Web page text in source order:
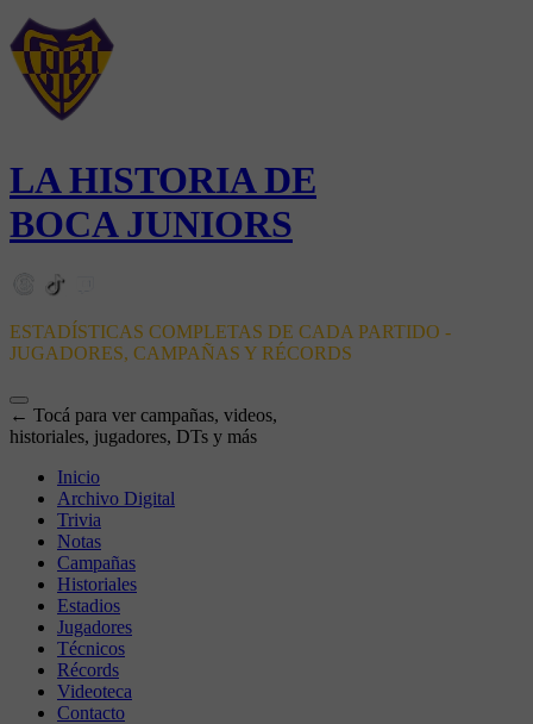
LA HISTORIA DE
BOCA JUNIORS
ESTADÍSTICAS COMPLETAS DE CADA PARTIDO -
JUGADORES, CAMPAÑAS Y RÉCORDS
← Tocá para ver campañas, videos,
historiales, jugadores, DTs y más
Inicio
Archivo Digital
Trivia
Notas
Campañas
Historiales
Estadios
Jugadores
Técnicos
Récords
Videoteca
Contacto